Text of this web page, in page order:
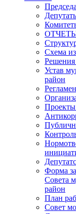
Схема
Решения
Устав
район
Проекты
Форма
Совета
район
План
Совет